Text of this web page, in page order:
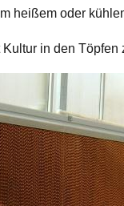
heißem oder
in den